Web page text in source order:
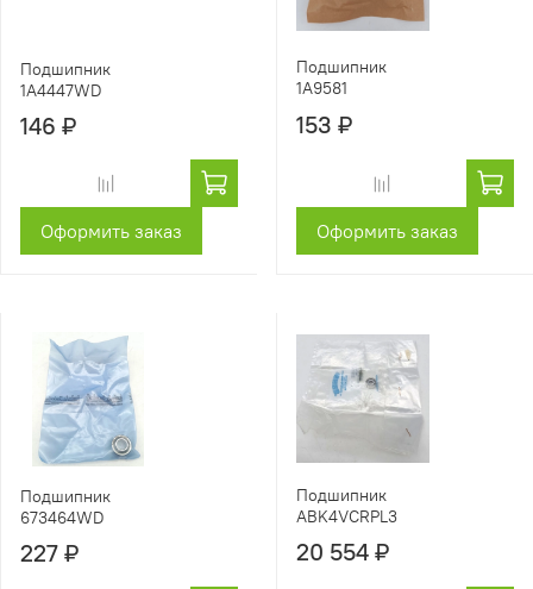
Подшипник
1A4447WD
146 ₽
Оформить заказ
Подшипник
1A9581
153 ₽
Оформить заказ
Подшипник
673464WD
227 ₽
Подшипник
ABK4VCRPL3
20 554 ₽